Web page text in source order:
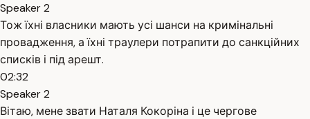
Speaker 2
Тож їхні власники мають усі шанси на кримінальні
провадження, а їхні траулери потрапити до санкційних
списків і під арешт.
02:32
Speaker 2
Вітаю, мене звати Наталя Кокоріна і це чергове